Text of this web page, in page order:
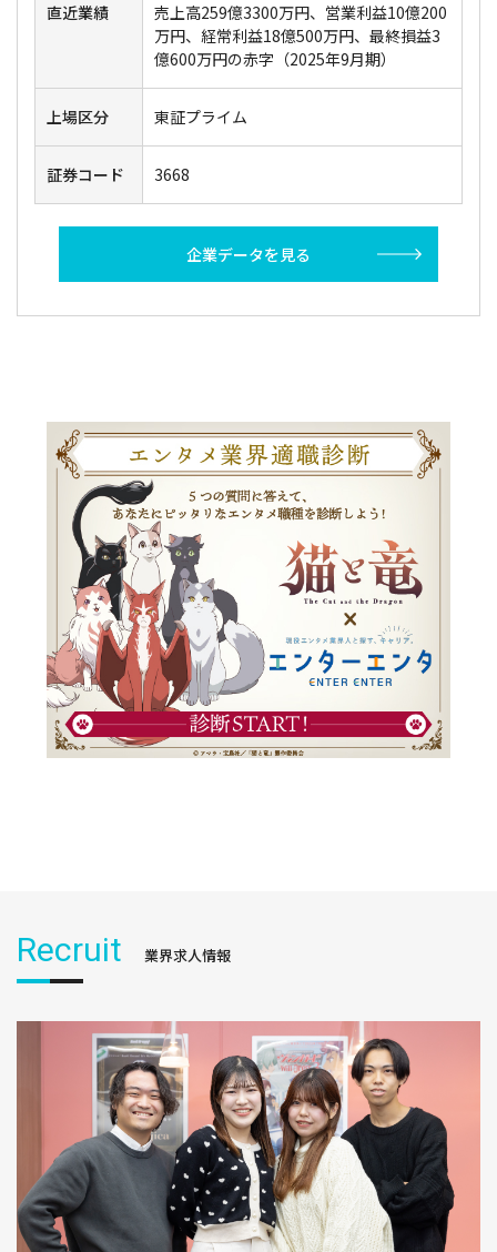
直近業績
売上高259億3300万円、営業利益10億200
万円、経常利益18億500万円、最終損益3
億600万円の赤字（2025年9月期）
上場区分 東証プライム
証券コード 3668
企業データを見る
Recruit 業界求人情報